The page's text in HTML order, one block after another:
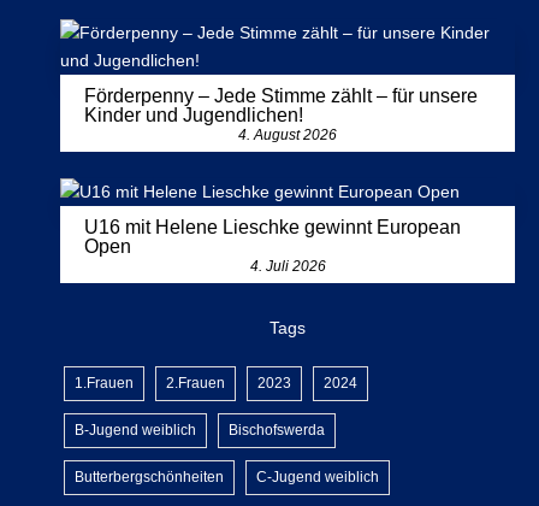
Förderpenny – Jede Stimme zählt – für unsere
Kinder und Jugendlichen!
4. August 2026
U16 mit Helene Lieschke gewinnt European
Open
4. Juli 2026
Tags
1.Frauen 2.Frauen 2023 2024
B-Jugend weiblich Bischofswerda
Butterbergschönheiten C-Jugend weiblich